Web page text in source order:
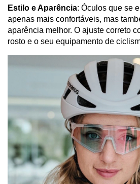
Estilo e Aparência: Óculos que se
apenas mais confortáveis, mas
aparência melhor. O ajuste correto
rosto e o seu equipamento de